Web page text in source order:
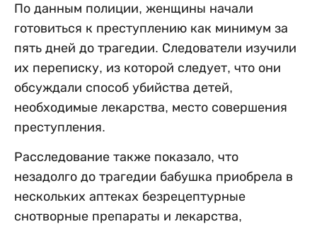
По данным полиции, женщины начали
готовиться к преступлению как минимум за
пять дней до трагедии. Следователи изучили
их переписку, из которой следует, что они
обсуждали способ убийства детей,
необходимые лекарства, место совершения
преступления.
Расследование также показало, что
незадолго до трагедии бабушка приобрела в
нескольких аптеках безрецептурные
снотворные препараты и лекарства,